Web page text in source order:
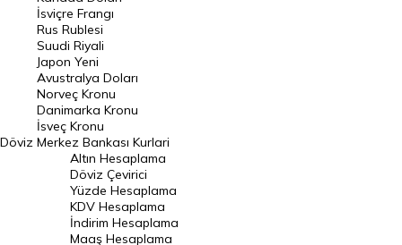
Riyal Kuru
Avustralya Doları
Danimarka Kronu Kuru
Kanada Doları Kuru
Norveç Kronu Kuru
İsveç Kronu Kuru
Japon Yeni Kuru
Serbest Piyasa Döviz Kurları
Döviz
İsviçre Frangı
Rus Rublesi
Suudi Riyali
Japon Yeni
Avustralya Doları
Norveç Kronu
Danimarka Kronu
İsveç Kronu
Merkez Bankası Kurlari
Altın Hesaplama
Döviz Çevirici
Yüzde Hesaplama
KDV Hesaplama
İndirim Hesaplama
Maaş Hesaplama